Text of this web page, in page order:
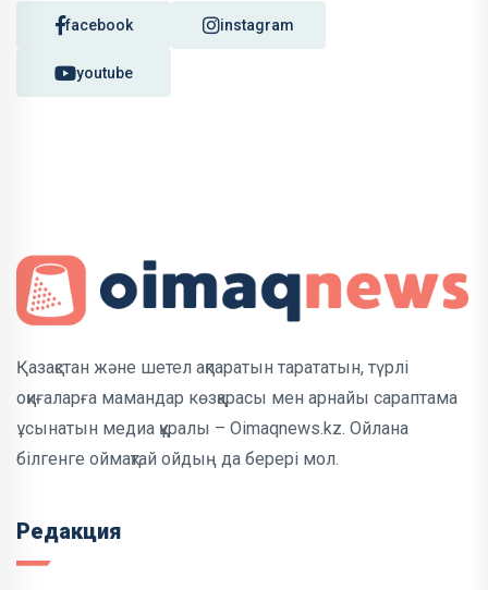
facebook instagram
youtube
Қазақстан және шетел ақпаратын тарататын, түрлі
оқиғаларға мамандар көзқарасы мен арнайы сараптама
ұсынатын медиа құралы – Oimaqnews.kz. Ойлана
білгенге оймақтай ойдың да берері мол.
Редакция